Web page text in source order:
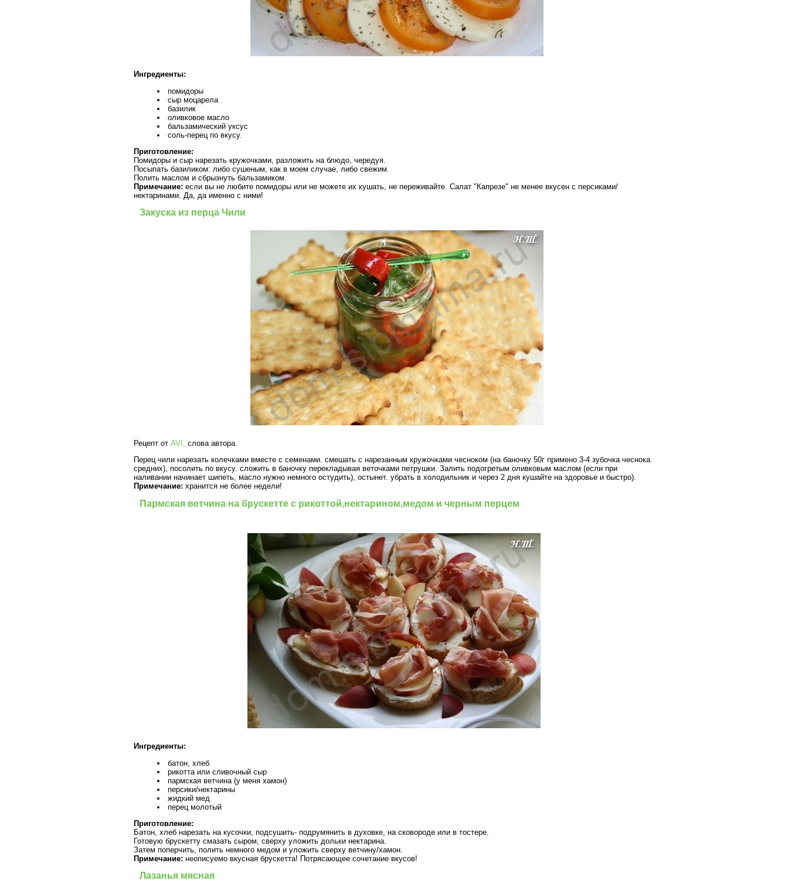
Ингредиенты:
помидоры
сыр моцарела
базилик
оливковое масло
бальзамический уксус
соль-перец по вкусу.
Приготовление:
Помидоры и сыр нарезать кружочками, разложить на блюдо, чередуя.
Посыпать базиликом: либо сушеным, как в моем случае, либо свежим.
Полить маслом и сбрызнуть бальзамиком.
Примечание: если вы не любите помидоры или не можете их кушать, не переживайте. Салат "Капрезе" не менее вкусен с персиками/
нектаринами. Да, да именно с ними!
Закуска из перца Чили
Рецепт от AVI, слова автора.
Перец чили нарезать колечками вместе с семенами. смешать с нарезанным кружочками чесноком (на баночку 50г примено 3-4 зубочка чеснока
средних), посолить по вкусу. сложить в баночку перекладывая веточками петрушки. Залить подогретым оливковым маслом (если при
наливании начинает шипеть, масло нужно немного остудить), остынет. убрать в холодильник и через 2 дня кушайте на здоровье и быстро).
Примечание: хранится не более недели!
Пармская ветчина на брускетте с рикоттой,нектарином,медом и черным перцем
Ингредиенты:
батон, хлеб
рикотта или сливочный сыр
пармская ветчина (у меня хамон)
персики/нектарины
жидкий мед
перец молотый
Приготовление:
Батон, хлеб нарезать на кусочки, подсушить- подрумянить в духовке, на сковороде или в тостере.
Готовую брускетту смазать сыром, сверху уложить дольки нектарина.
Затем поперчить, полить немного медом и уложить сверху ветчину/хамон.
Примечание: неописуемо вкусная брускетта! Потрясающее сочетание вкусов!
Лазанья мясная